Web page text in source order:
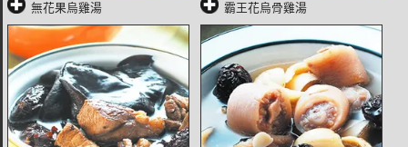
無花果烏雞湯 霸王花烏骨雞湯